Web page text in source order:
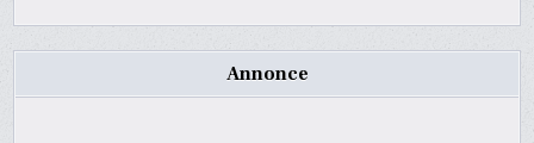
Annonce